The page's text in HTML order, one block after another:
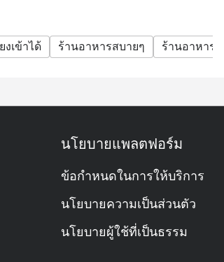
ง (à la carte) มีทั้งอาหารไทย ญี่ปุ่น ตะวัน
รับ
งเข้าได้ ร้านอาหารสบายๆ ร้านอาหารหรู
นโยบายแพลตฟอร์ม
ข้อกำหนดในการให้บริการ
นโยบายความเป็นส่วนตัว
นโยบายผู้ใช้ที่เป็นธรรม